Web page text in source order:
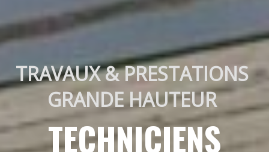
TRAVAUX & PRESTATIONS
GRANDE HAUTEUR
TECHNICIENS